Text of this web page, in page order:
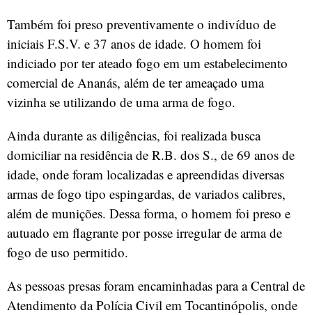
Também foi preso preventivamente o indivíduo de
iniciais F.S.V. e 37 anos de idade. O homem foi
indiciado por ter ateado fogo em um estabelecimento
comercial de Ananás, além de ter ameaçado uma
vizinha se utilizando de uma arma de fogo.
Ainda durante as diligências, foi realizada busca
domiciliar na residência de R.B. dos S., de 69 anos de
idade, onde foram localizadas e apreendidas diversas
armas de fogo tipo espingardas, de variados calibres,
além de munições. Dessa forma, o homem foi preso e
autuado em flagrante por posse irregular de arma de
fogo de uso permitido.
As pessoas presas foram encaminhadas para a Central de
Atendimento da Polícia Civil em Tocantinópolis, onde